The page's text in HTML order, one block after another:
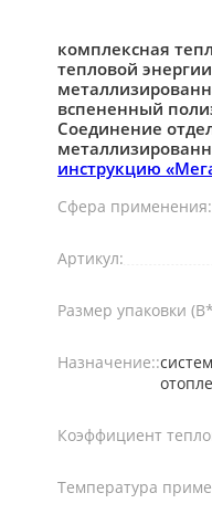
комплексная
тепловой
вспененный
Соединение
инструкцию
Сфера применения:
Артикул:
Размер упаковки
Назначение::
Коэффициент
Температура